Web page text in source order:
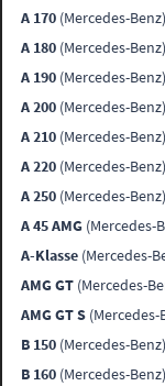
A 170 (Mercedes-
A 180 (Mercedes-
A 190 (Mercedes-
A 200 (Mercedes-
A 210 (Mercedes-
A 220 (Mercedes-
A 250 (Mercedes-
A 45 AMG (Mercedes-
A-Klasse (Mercedes-
AMG GT (Mercedes-
AMG GT S
B 150 (Mercedes-
B 160 (Mercedes-